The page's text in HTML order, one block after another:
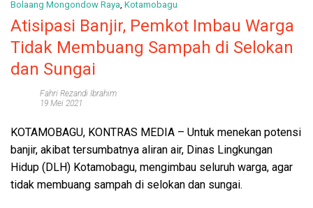
Bolaang Mongondow Raya Kotamobagu
Atisipasi Banjir, Pemkot Imbau Warga
Tidak Membuang Sampah di Selokan
dan Sungai
Fahri Rezandi Ibrahim
19 Mei 2021
KOTAMOBAGU, KONTRAS MEDIA – Untuk menekan potensi
banjir, akibat tersumbatnya aliran air, Dinas Lingkungan
Hidup (DLH) Kotamobagu, mengimbau seluruh warga, agar
tidak membuang sampah di selokan dan sungai.